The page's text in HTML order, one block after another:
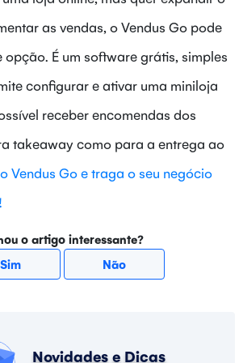
as vendas, o Vendus Go pode
opção. É um software grátis, simples
configurar e ativar uma miniloja
receber encomendas dos
takeaway como para a entrega ao
Vendus Go e traga o seu negócio
o artigo interessante?
Sim
Não
Novidades e Dicas